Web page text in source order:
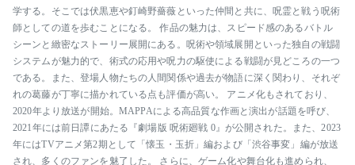
学する。そこでは伏黒恵や釘崎野薔薇といった仲間と共に、呪霊と戦う呪術
師としての道を歩むことになる。 作品の魅力は、スピード感のあるバトル
シーンと緻密なストーリー展開にある。呪術や領域展開といった独自の戦闘
システムが魅力的で、術式の応用や呪力の駆使による戦闘が見どころの一つ
である。また、登場人物たちの人間関係や過去が物語に深く関わり、それぞ
れの葛藤が丁寧に描かれている点も評価が高い。 アニメ化もされており、
2020年より放送が開始。MAPPAによる高品質な作画と演出が話題を呼び、
2021年には前日譚にあたる『劇場版 呪術廻戦 0』が公開された。また、2023
年にはTVアニメ第2期として「懐玉・玉折」編および「渋谷事変」編が放送
され、多くのファンを魅了した。 さらに、ゲーム化や舞台化も進められ、